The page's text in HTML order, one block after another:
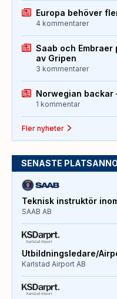
Europa behöver
4 kommentarer
Saab och
av Gripen
3 kommentarer
Norwegian backar
1 kommentar
Fler nyheter
SENASTE
Teknisk instruktör
SAAB AB
Utbildningsledare/
Karlstad Airport AB